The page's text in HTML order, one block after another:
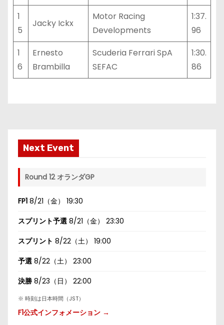
1
5
Jacky Ickx
Motor Racing
Developments
1:37.
96
1
6
Ernesto
Brambilla
Scuderia Ferrari SpA
SEFAC
1:30.
86
Next Event
Round 12 オランダGP
FP1 8/21（金） 19:30
スプリント予選 8/21（金） 23:30
スプリント 8/22（土） 19:00
予選 8/22（土） 23:00
決勝 8/23（日） 22:00
※ 時刻は日本時間（JST）
F1公式インフォメーション →